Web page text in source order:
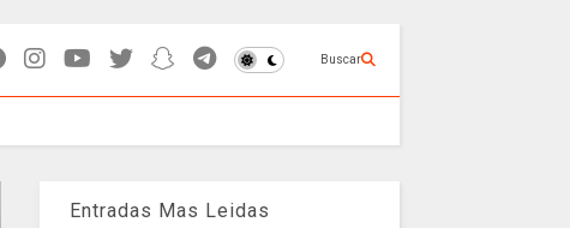
Buscar
Entradas Mas Leidas